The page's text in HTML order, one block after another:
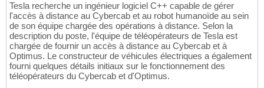
Tesla recherche un ingénieur logiciel C++ capable de gérer
l'accès à distance au Cybercab et au robot humanoïde au sein
de son équipe chargée des opérations à distance. Selon la
description du poste, l'équipe de téléopérateurs de Tesla est
chargée de fournir un accès à distance au Cybercab et à
Optimus. Le constructeur de véhicules électriques a également
fourni quelques détails initiaux sur le fonctionnement des
téléopérateurs du Cybercab et d'Optimus.